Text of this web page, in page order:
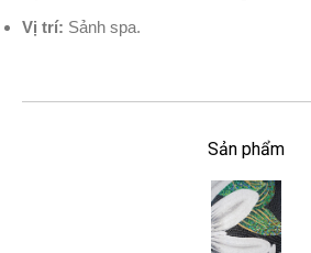
Vị trí: Sảnh spa.
Sản phẩm